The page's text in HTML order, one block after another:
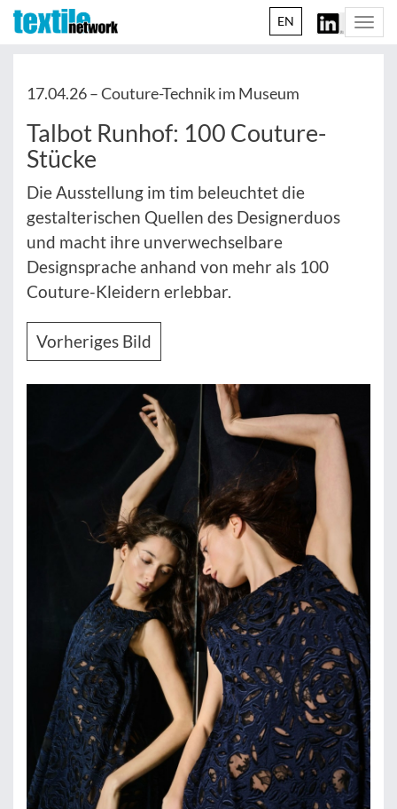
EN
17.04.26 –Couture-Technik im Museum
Talbot Runhof: 100 Couture-
Stücke
Die Ausstellung im tim beleuchtet die
gestalterischen Quellen des Designerduos
und macht ihre unverwechselbare
Designsprache anhand von mehr als 100
Couture-Kleidern erlebbar.
Vorheriges Bild